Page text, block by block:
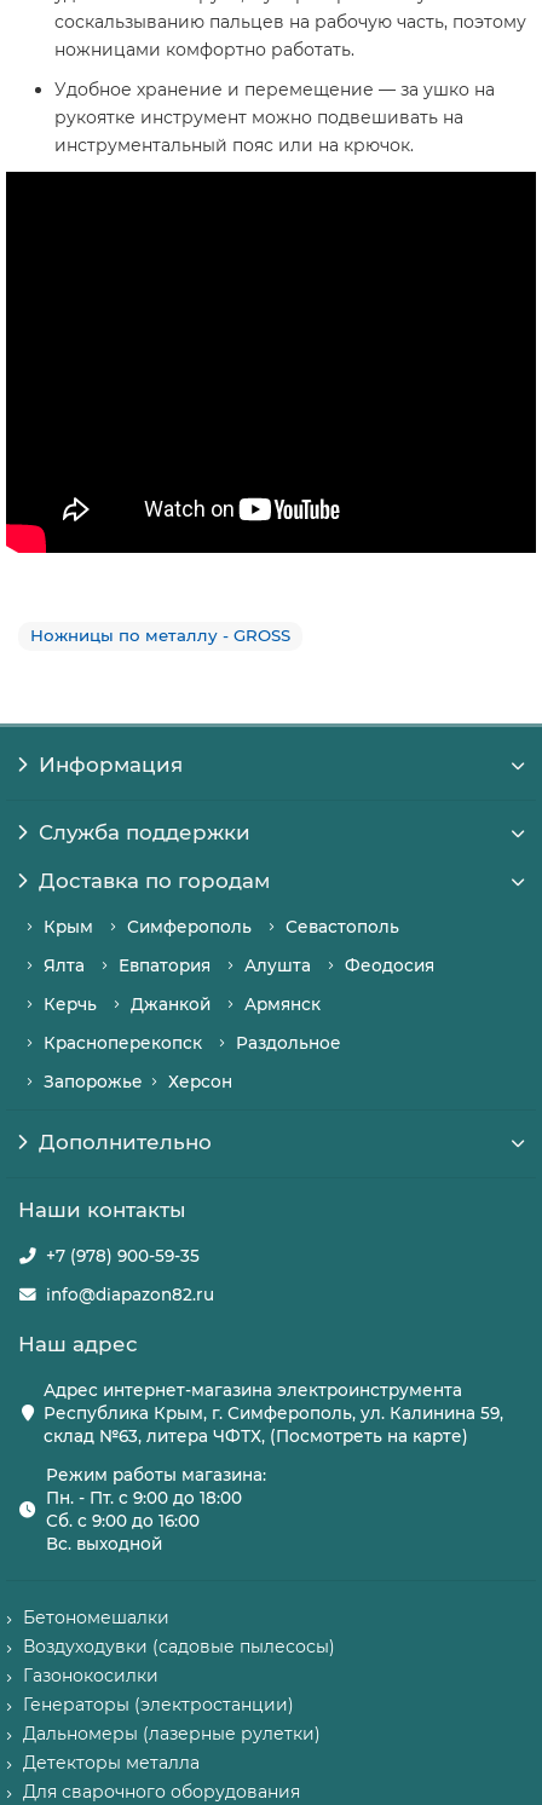
соскальзыванию пальцев на рабочую часть, поэтому
ножницами комфортно работать.
Удобное хранение и перемещение — за ушко на
рукоятке инструмент можно подвешивать на
инструментальный пояс или на крючок.
Ножницы по металлу - GROSS
Информация
Служба поддержки
Доставка по городам
Крым Симферополь
Севастополь
Ялта
Евпатория Алушта
Феодосия
Керчь
Джанкой
Армянск
Красноперекопск
Раздольное
Запорожье
Херсон
Дополнительно
Наши контакты
+7 (978) 900-59-35
info@diapazon82.ru
Наш адрес
Адрес интернет-магазина электроинструмента
Республика Крым, г. Симферополь, ул. Калинина 59,
склад №63, литера ЧФТХ, (Посмотреть на карте)
Режим работы магазина:
Пн. - Пт. с 9:00 до 18:00
Сб. с 9:00 до 16:00
Вс. выходной
Бетономешалки
Воздуходувки (садовые пылесосы)
Газонокосилки
Генераторы (электростанции)
Дальномеры (лазерные рулетки)
Детекторы металла
Для сварочного оборудования